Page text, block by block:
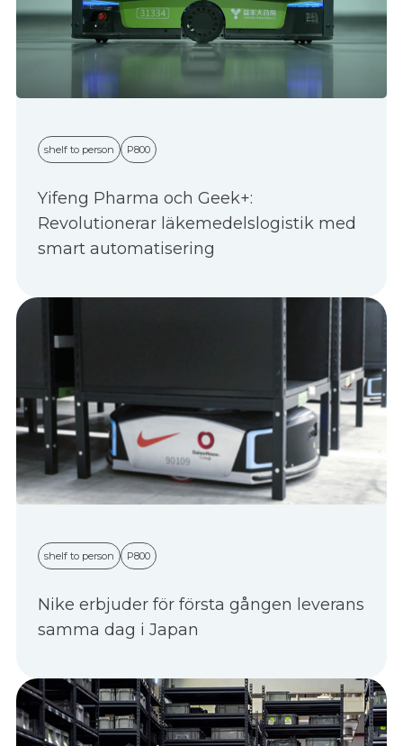
shelf to person P800
Yifeng Pharma och Geek+:
Revolutionerar läkemedelslogistik med
smart automatisering
shelf to person P800
Nike erbjuder för första gången leverans
samma dag i Japan